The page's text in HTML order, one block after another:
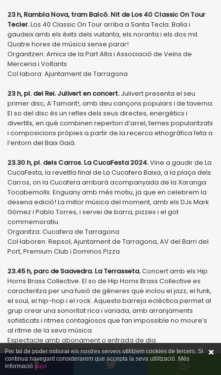
23 h, Rambla Nova, tram Balcó. Nit de Los 40 Classic On Tour
Tecler.Los 40 Classic On Tour arriba a Santa Tecla. Balla i
gaudeix amb els èxits dels vuitanta, els noranta i els dos mil.
Quatre hores de música sense parar!
Organitzen: Amics de la Part Alta i Associació de Veïns de
Merceria i Voltants
Col·labora: Ajuntament de Tarragona
23 h, pl. del Rei. Julivert en concert. Julivert presenta el seu
primer disc, A Tamarit!, amb deu cançons populars i de taverna.
El so del disc és un reflex dels seus directes, energètics i
divertits, en què combinen repertori d’arrel, temes popularitzats
i composicions pròpies a partir de la recerca etnogràfica feta a
l’entorn del Baix Gaià.
23.30 h, pl. dels Carros. La CucaFesta 2024.Vine a gaudir de La
CucaFesta, la revetlla final de La Cucafera Baixa, a la plaça dels
Carros, on la Cucafera arribarà acompanyada de la Xaranga
Tocabemolls. Enguany amb més motiu, ja que en celebrem la
desena edició! La millor música del moment, amb els DJs Mark
Gómez i Pablo Torres, i servei de barra, pizzes i el got
commemoratiu.
Organitza: Cucafera de Tarragona
Col·laboren: Repsol, Ajuntament de Tarragona, AV del Barri del
Port, Premium Club i Dominos Pizza
23.45 h, parc de Saavedra. La Terrasseta.Concert amb els Hip
Horns Brass Collective. El so de Hip Horns Brass Collective es
caracteritza per una fusió de gèneres que inclou el jazz, el funk,
el soul, el hip-hop i el rock. Aquesta barreja eclèctica permet al
grup crear una sonoritat rica i variada, amb arranjaments
sofisticats i ritmes contagiosos que fan impossible no moure’s
al ritme de la seva música.
Espectacle amb abonament o entrada de dia
Venda d’entrades: laterraseta.com
24 h, pl. de Corsini. Carilló de Nit.
Com bé sabeu, aquest
Per tal de poder millorar els nostres serveis utilitzem cookies de tercers. Si
continua navegant considerarem que accepta la seva utilització. Més
informacióaquí